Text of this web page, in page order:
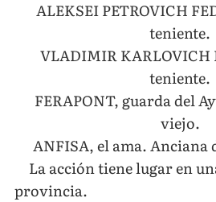
ALEKSEI PETROVICH
teniente.
VLADIMIR KARLOVICH
teniente.
FERAPONT, guarda del
viejo.
ANFISA, el ama. Anciana
La acción tiene lugar en
provincia.